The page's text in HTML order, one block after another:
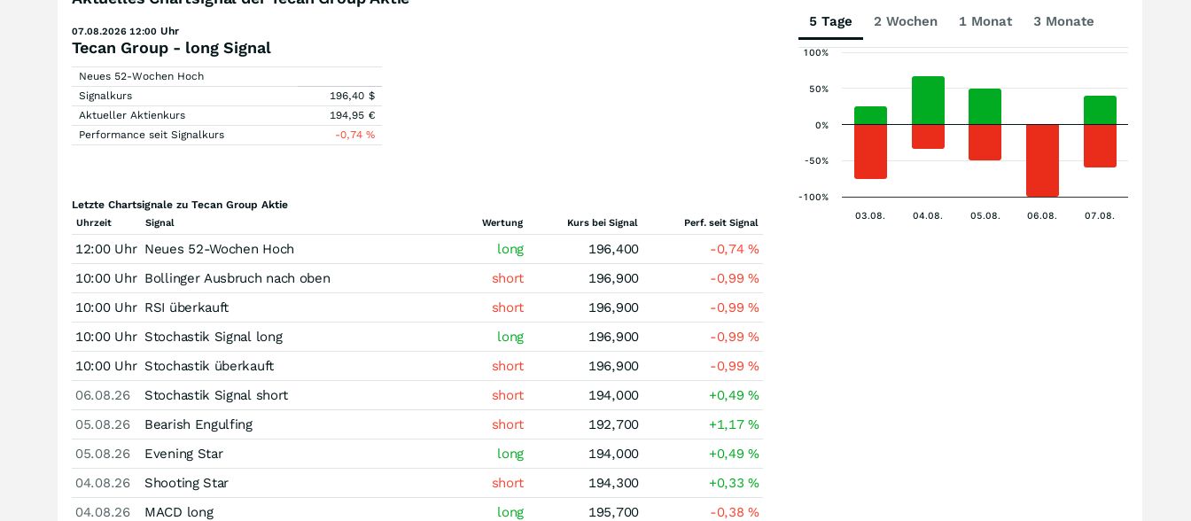
07.08.2026 12:00 Uhr
Tecan Group - long Signal
Neues 52-Wochen Hoch
Signalkurs
196,40 $
Aktueller Aktienkurs
194,95 €
Performance seit Signalkurs
-0,74 %
Letzte Chartsignale zu Tecan Group Aktie
Uhrzeit Signal Wertung Kurs bei Signal Perf. seit Signal
12:00 Uhr Neues 52-Wochen Hoch long 196,400 -0,74%
10:00 Uhr Bollinger Ausbruch nach oben short 196,900 -0,99%
10:00 Uhr RSI überkauft short 196,900 -0,99%
10:00 Uhr Stochastik Signal long long 196,900 -0,99%
10:00 Uhr Stochastik überkauft short 196,900 -0,99%
06.08.26
Stochastik Signal short short 194,000 +0,49%
05.08.26
Bearish Engulfing short 192,700 +1,17%
05.08.26
Evening Star long 194,000 +0,49%
04.08.26
Shooting Star short 194,300 +0,33%
04.08.26
MACD long long 195,700 -0,38%
5 Tage 2 Wochen 1 Monat 3 Monate
03.08. 04.08. 05.08. 06.08. 07.08.
-100%
-50%
0%
50%
100%